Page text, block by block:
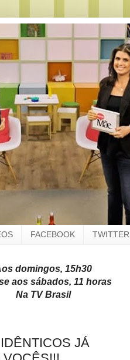
FACEBOOK TWITTER
domingos, 15h30
aos sábados, 11 horas
Na TV Brasil
JÁ